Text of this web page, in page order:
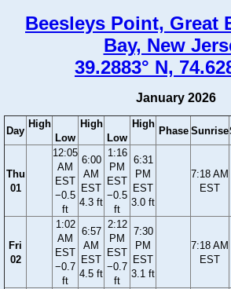
Beesleys Point, Great
Bay, New
39.2883° N,
January 2026
Day
High
Low
High
Low
High
Phase Sunrise
Thu
01
12:05
AM
EST
−0.5
ft
6:00
AM
EST
4.3 ft
1:16
PM
EST
−0.5
ft
6:31
PM
EST
3.0 ft
7:18 AM
EST
Fri
02
1:02
AM
EST
−0.7
ft
6:57
AM
EST
4.5 ft
2:12
PM
EST
−0.7
ft
7:30
PM
EST
3.1 ft
7:18 AM
EST